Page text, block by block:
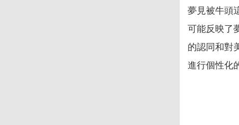
夢見被牛頭
可能反映了
的認同和對
進行個性化